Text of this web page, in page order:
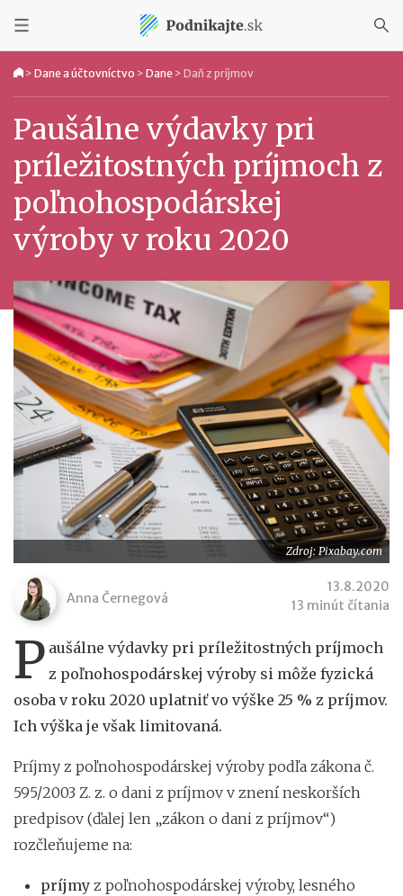
> Dane a účtovníctvo > Dane > Daň z príjmov
Paušálne výdavky pri
príležitostných príjmoch z
poľnohospodárskej
výroby v roku 2020
Zdroj: Pixabay.com
Anna Černegová
13.8.2020
13 minút čítania
P aušálne výdavky pri príležitostných príjmoch
z poľnohospodárskej výroby si môže fyzická
osoba v roku 2020 uplatniť vo výške 25 % z príjmov.
Ich výška je však limitovaná.
Príjmy z poľnohospodárskej výroby podľa zákona č.
595/2003 Z. z. o dani z príjmov v znení neskorších
predpisov (ďalej len „zákon o dani z príjmov“)
rozčleňujeme na:
príjmy z poľnohospodárskej výroby, lesného